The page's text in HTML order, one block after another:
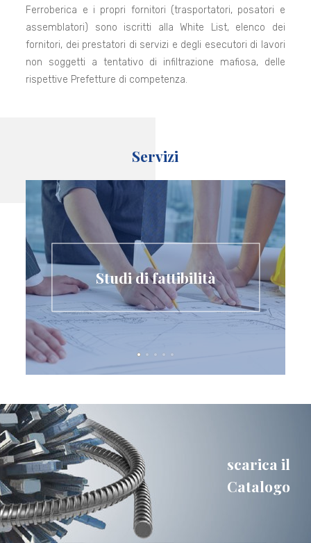
Ferroberica e i propri fornitori (trasportatori, posatori e
assemblatori) sono iscritti alla White List, elenco dei
fornitori, dei prestatori di servizi e degli esecutori di lavori
non soggetti a tentativo di infiltrazione mafiosa, delle
rispettive Prefetture di competenza.
Servizi
Studi di fattibilità
scarica il
Catalogo